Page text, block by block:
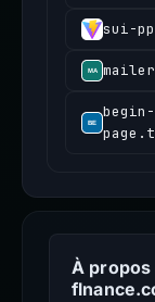
sui-
À